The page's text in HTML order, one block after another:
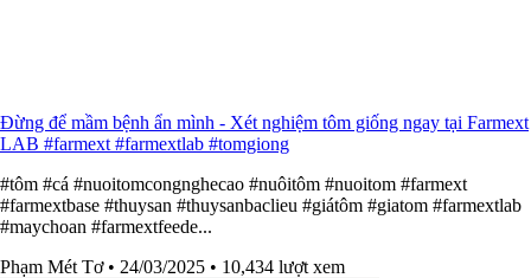
Đừng để mầm bệnh ẩn mình - Xét nghiệm tôm giống ngay tại Farmext
LAB #farmext #farmextlab #tomgiong
#tôm #cá #nuoitomcongnghecao #nuôitôm #nuoitom #farmext
#farmextbase #thuysan #thuysanbaclieu #giátôm #giatom #farmextlab
#maychoan #farmextfeede...
Phạm Mét Tơ • 24/03/2025 • 10,434 lượt xem